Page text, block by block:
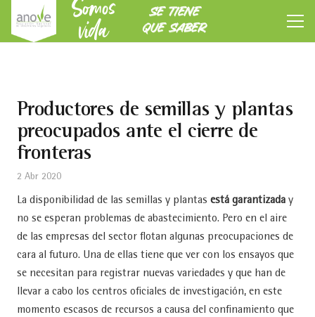
Somos
vida
SE TIENE
QUE SABER
Productores de semillas y plantas
preocupados ante el cierre de
fronteras
2 Abr 2020
La disponibilidad de las semillas y plantas está garantizada y
no se esperan problemas de abastecimiento. Pero en el aire
de las empresas del sector flotan algunas preocupaciones de
cara al futuro. Una de ellas tiene que ver con los ensayos que
se necesitan para registrar nuevas variedades y que han de
llevar a cabo los centros oficiales de investigación, en este
momento escasos de recursos a causa del confinamiento que